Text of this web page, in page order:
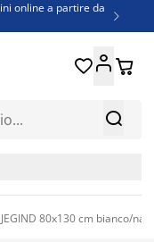
online a partire da

fino al 70%
più adatto a te

 
80x130 cm bianco/